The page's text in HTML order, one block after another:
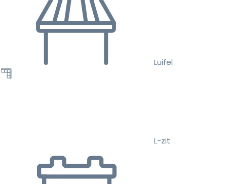
Luifel
L-zit